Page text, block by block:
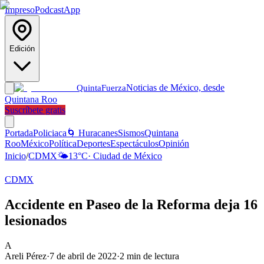
ImpresoPodcastApp
Edición
QuintaFuerzaNoticias de México, desde
Quintana Roo
Suscríbete gratis
PortadaPoliciaca 🌀 HuracanesSismosQuintana
RooMéxicoPolíticaDeportesEspectáculosOpinión
Inicio/CDMX🌤️13°C· Ciudad de México
CDMX
Accidente en Paseo de la Reforma deja 16
lesionados
A
Areli Pérez·7 de abril de 2022·2 min de lectura